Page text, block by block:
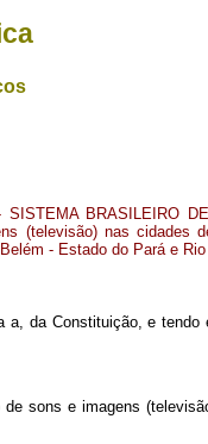
BRASILEIRO
(televisão) nas cidades
- Estado do Pará e
da Constituição, e
sons e imagens